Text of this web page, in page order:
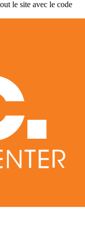
le site avec le code